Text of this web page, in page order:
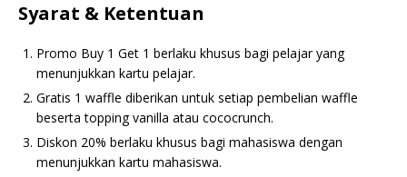
Syarat & Ketentuan
Promo Buy 1 Get 1 berlaku khusus bagi pelajar yang
menunjukkan kartu pelajar.
Gratis 1 waffle diberikan untuk setiap pembelian waffle
beserta topping vanilla atau cococrunch.
Diskon 20% berlaku khusus bagi mahasiswa dengan
menunjukkan kartu mahasiswa.